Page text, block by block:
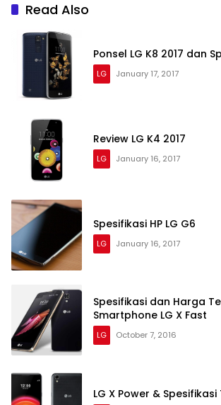
Read Also
Ponsel LG K8 2017 dan
LG January 17, 2017
Review LG K4 2017
LG January 16, 2017
Spesifikasi HP LG G6
LG January 16, 2017
Spesifikasi dan Harga
Smartphone LG X Fast
LG October 7, 2016
LG X Power &